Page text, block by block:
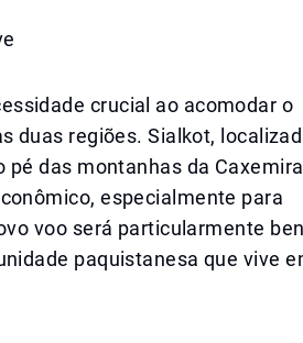
crucial ao acomodar o
duas regiões. Sialkot,
das montanhas da
especialmente para
voo será particularmente
paquistanesa que vive